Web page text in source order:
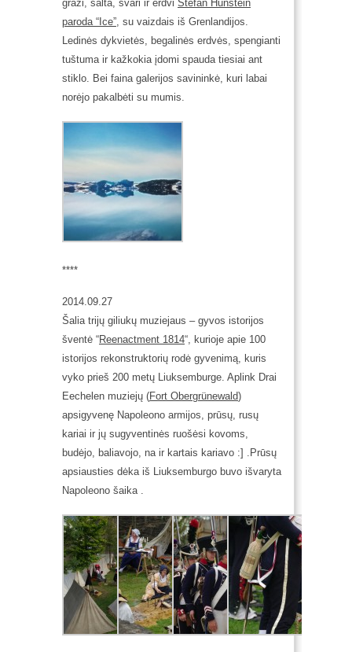
graži, šalta, švari ir erdvi Stefan Hunstein
paroda “Ice”, su vaizdais iš Grenlandijos.
Ledinės dykvietės, begalinės erdvės, spengianti
tuštuma ir kažkokia įdomi spauda tiesiai ant
stiklo. Bei faina galerijos savininkė, kuri labai
norėjo pakalbėti su mumis.
****
2014.09.27
Šalia trijų giliukų muziejaus – gyvos istorijos
šventė “Reenactment 1814“, kurioje apie 100
istorijos rekonstruktorių rodė gyvenimą, kuris
vyko prieš 200 metų Liuksemburge. Aplink Drai
Eechelen muziejų (Fort Obergrünewald)
apsigyvenę Napoleono armijos, prūsų, rusų
kariai ir jų sugyventinės ruošėsi kovoms,
budėjo, baliavojo, na ir kartais kariavo :] .Prūsų
apsiausties dėka iš Liuksemburgo buvo išvaryta
Napoleono šaika .